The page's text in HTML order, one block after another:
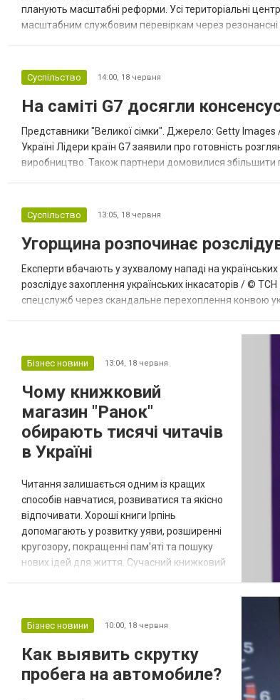
планують масштабні реформи. Усі територіальні
масштабним службовим перевіркам через резонансні
Суспільство 14:00, 18 червня
На саміті G7 досягли
Представники "Великої сімки". Джерело: Getty Images
Україні Лідери країн G7 заявили про готовність
виробництво. Також партнери домовилися збільшити
Суспільство 13:05, 18 червня
Угорщина розпочинає
Експерти вбачають у зухвалому нападі на
розслідує захоплення українських інкасаторів / ©
спецслужб через скандальне перехоплення конвою
Бізнес новини 13:04, 18 червня
Чому книжковий
магазин "Ранок"
обирають тисячі читачів
в Україні
Читання залишається одним із кращих
способів навчатися, розвиватися та якісно
відпочивати. Хороші книги Ірпінь
допомагають у розвитку уяви, розширенні
кругозору, покращенні пам'яті та пошуку
нових ідей для життя. Сучасний книжковий
справді хороший магазин, де можна було б
Часом це може бути дещо проблематичн...
Бізнес новини 10:00, 18 червня
Как выявить скрутку
пробега на автомобиле?